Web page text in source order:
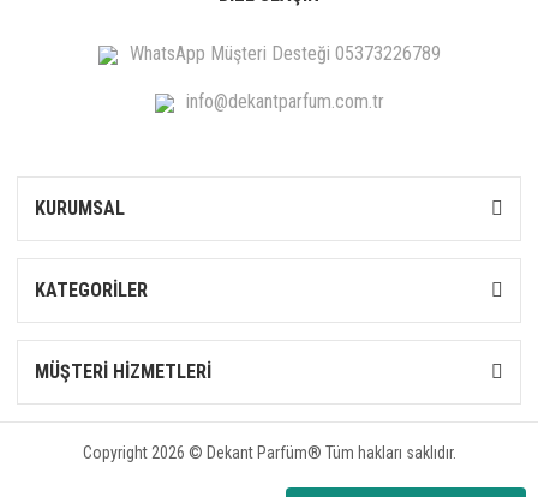
WhatsApp Müşteri Desteği 05373226789
info@dekantparfum.com.tr
KURUMSAL
KATEGORİLER
MÜŞTERİ HİZMETLERİ
Copyright 2026 © Dekant Parfüm® Tüm hakları saklıdır.